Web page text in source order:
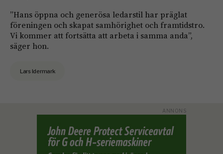
”Hans öppna och generösa ledarstil har präglat
föreningen och skapat samhörighet och framtidstro.
Vi kommer att fortsätta att arbeta i samma anda”,
säger hon.
Lars Idermark